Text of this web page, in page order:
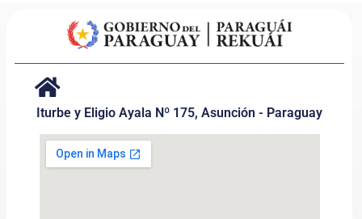
Iturbe y Eligio Ayala Nº 175, Asunción - Paraguay